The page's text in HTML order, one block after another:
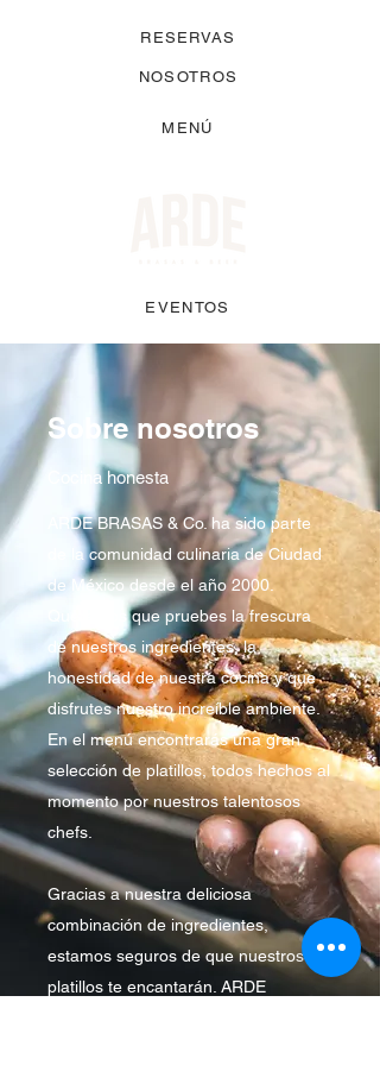
RESERVAS
NOSOTROS
MENÚ
EVENTOS
Sobre nosotros
Cocina honesta
ARDE BRASAS & Co. ha sido parte
de la comunidad culinaria de Ciudad
de México desde el año 2000.
Queremos que pruebes la frescura
de nuestros ingredientes, la
honestidad de nuestra cocina y que
disfrutes nuestro increíble ambiente.
En el menú encontrarás una gran
selección de platillos, todos hechos al
momento por nuestros talentosos
chefs.
Gracias a nuestra deliciosa
combinación de ingredientes,
estamos seguros de que nuestros
platillos te encantarán. ARDE